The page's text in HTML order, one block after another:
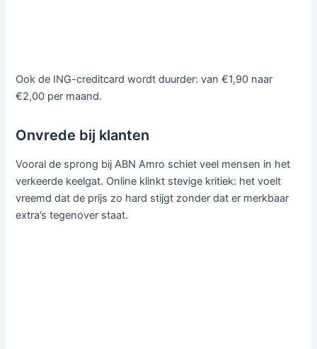
Ook de ING-creditcard wordt duurder: van €1,90 naar
€2,00 per maand.
Onvrede bij klanten
Vooral de sprong bij ABN Amro schiet veel mensen in het
verkeerde keelgat. Online klinkt stevige kritiek: het voelt
vreemd dat de prijs zo hard stijgt zonder dat er merkbaar
extra’s tegenover staat.